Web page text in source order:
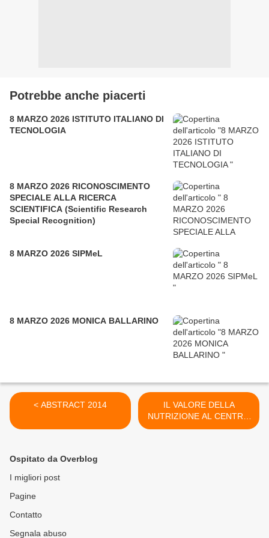
Potrebbe anche piacerti
8 MARZO 2026 ISTITUTO ITALIANO DI
TECNOLOGIA
8 MARZO 2026 RICONOSCIMENTO
SPECIALE ALLA RICERCA
SCIENTIFICA (Scientific Research
Special Recognition)
8 MARZO 2026 SIPMeL
8 MARZO 2026 MONICA BALLARINO
< ABSTRACT 2014
IL VALORE DELLA
NUTRIZIONE AL CENTRO
DEL NUOVO CONVEGNO
Ospitato da Overblog
I migliori post
Pagine
Contatto
Segnala abuso